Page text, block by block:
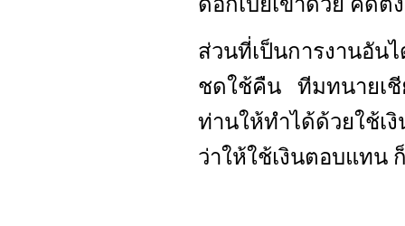
ส่วนที่เป็นการงานอั
ชดใช้คืน ทีมทนายเชี
ท่านให้ทำได้ด้วยใช้
ว่าให้ใช้เงินตอบแทน